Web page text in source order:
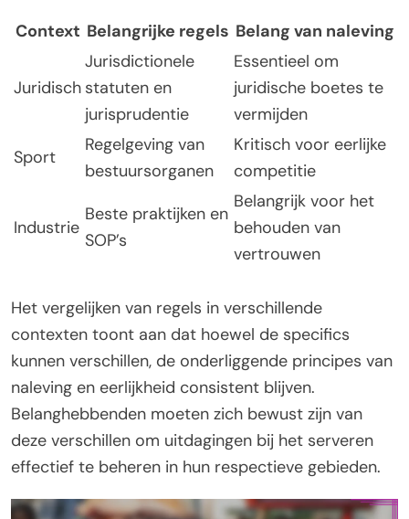
Context Belangrijke regels Belang van naleving
Juridisch
Jurisdictionele
statuten en
jurisprudentie
Essentieel om
juridische boetes te
vermijden
Sport
Regelgeving van
bestuursorganen
Kritisch voor eerlijke
competitie
Industrie
Beste praktijken en
SOP’s
Belangrijk voor het
behouden van
vertrouwen
Het vergelijken van regels in verschillende
contexten toont aan dat hoewel de specifics
kunnen verschillen, de onderliggende principes van
naleving en eerlijkheid consistent blijven.
Belanghebbenden moeten zich bewust zijn van
deze verschillen om uitdagingen bij het serveren
effectief te beheren in hun respectieve gebieden.